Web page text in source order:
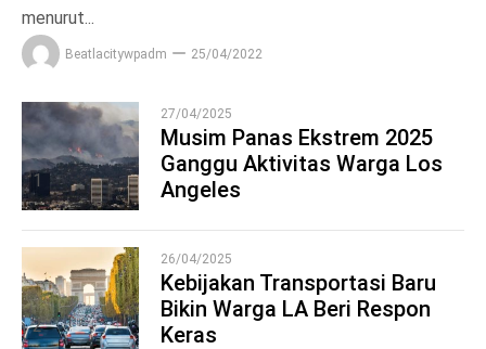
menurut...
Beatlacitywpadm 25/04/2022
1
27/04/2025
Musim Panas Ekstrem 2025
Ganggu Aktivitas Warga Los
Angeles
2
26/04/2025
Kebijakan Transportasi Baru
Bikin Warga LA Beri Respon
Keras